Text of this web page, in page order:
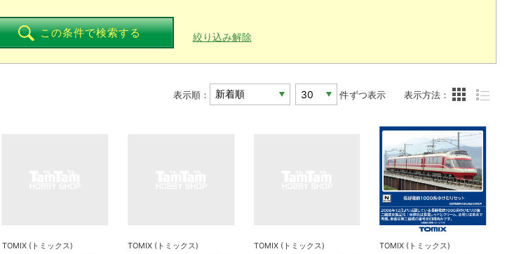
この条件で検索する 絞り込み解除
表示順： 件ずつ表示 表示方法：
TOMIX (トミックス) TOMIX (トミックス) TOMIX (トミックス) TOMIX (トミックス)